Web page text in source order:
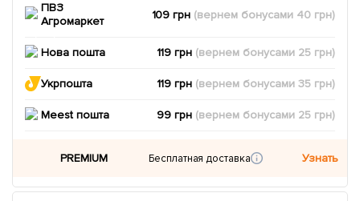
ПВЗ
Агромаркет
109 грн (вернем бонусами 40 грн)
Нова пошта 119 грн (вернем бонусами 25 грн)
Укрпошта 119 грн (вернем бонусами35 грн)
Meest пошта 99 грн (вернем бонусами 25 грн)
PREMIUM Бесплатная доставка Узнать